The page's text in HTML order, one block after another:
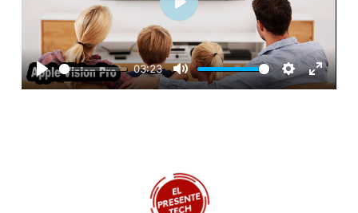
Play
03:23
Mute Settings
Enter
Play